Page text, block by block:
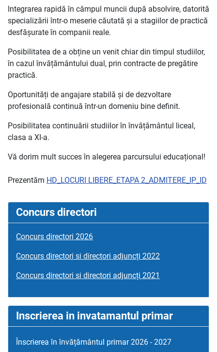
Integrarea rapidă în câmpul muncii după absolvire, datorită
specializării într-o meserie căutată și a stagiilor de practică
desfășurate în companii reale.
Posibilitatea de a obține un venit chiar din timpul studiilor,
în cazul învățământului dual, prin contracte de pregătire
practică.
Oportunități de angajare stabilă și de dezvoltare
profesională continuă într-un domeniu bine definit.
Posibilitatea continuării studiilor în învățământul liceal,
clasa a XI-a.
Vă dorim mult succes în alegerea parcursului educațional!
Prezentăm HD_LOCURI LIBERE_ETAPA 2_ADMITERE_IP_ID
Concurs directori
Concurs directori 2026
Concurs directori si directori adjuncți 2022
Concurs directori si directori adjuncți 2021
Inscrierea in invatamantul primar
Înscrierea în învățământul primar 2026 - 2027